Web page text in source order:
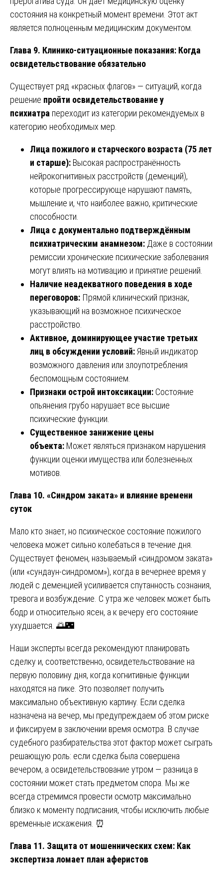
состояния на конкретный момент времени. Этот акт
является полноценным медицинским документом.
Глава 9. Клинико-ситуационные показания: Когда
освидетельствование обязательно
Существует ряд «красных флагов» — ситуаций, когда
решение пройти освидетельствование у
психиатра переходит из категории рекомендуемых в
категорию необходимых мер.
Лица пожилого и старческого возраста (75 лет
и старше): Высокая распространённость
нейрокогнитивных расстройств (деменций),
которые прогрессирующе нарушают память,
мышление и, что наиболее важно, критические
способности.
Лица с документально подтверждённым
психиатрическим анамнезом: Даже в состоянии
ремиссии хронические психические заболевания
могут влиять на мотивацию и принятие решений.
Наличие неадекватного поведения в ходе
переговоров: Прямой клинический признак,
указывающий на возможное психическое
расстройство.
Активное, доминирующее участие третьих
лиц в обсуждении условий: Явный индикатор
возможного давления или злоупотребления
беспомощным состоянием.
Признаки острой интоксикации: Состояние
опьянения грубо нарушает все высшие
психические функции.
Существенное занижение цены
объекта: Может являться признаком нарушения
функции оценки имущества или болезненных
мотивов.
Глава 10. «Синдром заката» и влияние времени
суток
Мало кто знает, но психическое состояние пожилого
человека может сильно колебаться в течение дня.
Существует феномен, называемый «синдромом заката»
(или «сундаун-синдромом»), когда в вечернее время у
людей с деменцией усиливается спутанность сознания,
тревога и возбуждение. С утра же человек может быть
бодр и относительно ясен, а к вечеру его состояние
ухудшается. 🌅🌃
Наши эксперты всегда рекомендуют планировать
сделку и, соответственно, освидетельствование на
первую половину дня, когда когнитивные функции
находятся на пике. Это позволяет получить
максимально объективную картину. Если сделка
назначена на вечер, мы предупреждаем об этом риске
и фиксируем в заключении время осмотра. В случае
судебного разбирательства этот фактор может сыграть
решающую роль: если сделка была совершена
вечером, а освидетельствование утром — разница в
состоянии может стать предметом спора. Мы же
всегда стремимся провести осмотр максимально
близко к моменту подписания, чтобы исключить любые
временные искажения. ⏰
Глава 11. Защита от мошеннических схем: Как
экспертиза ломает план аферистов